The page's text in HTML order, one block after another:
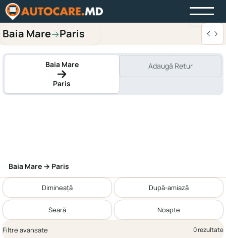
Baia Mare→Paris
Baia Mare
Paris
Adaugă Retur
Baia Mare → Paris
Dimineață După-amiază
Seară Noapte
Filtre avansate 0 rezultate